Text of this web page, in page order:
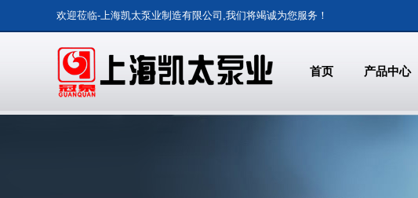
欢迎莅临-上海凯太泵业制造有限公司,我们将竭诚为您服务！
首页 产品中心